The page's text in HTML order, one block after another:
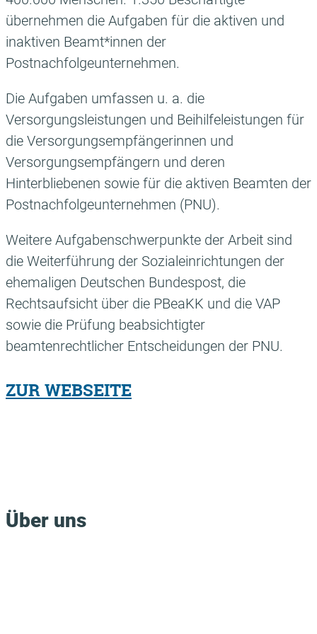
übernehmen die Aufgaben für die aktiven und
inaktiven Beamt*innen der
Postnachfolgeunternehmen.
Die Aufgaben umfassen u. a. die
Versorgungsleistungen und Beihilfeleistungen für
die Versorgungsempfängerinnen und
Versorgungsempfängern und deren
Hinterbliebenen sowie für die aktiven Beamten der
Postnachfolgeunternehmen (PNU).
Weitere Aufgabenschwerpunkte der Arbeit sind
die Weiterführung der Sozialeinrichtungen der
ehemaligen Deutschen Bundespost, die
Rechtsaufsicht über die PBeaKK und die VAP
sowie die Prüfung beabsichtigter
beamtenrechtlicher Entscheidungen der PNU.
ZUR WEBSEITE
Über uns